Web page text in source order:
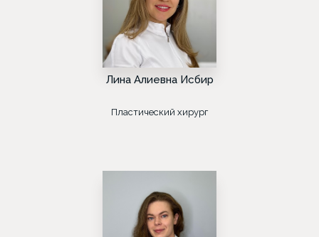
Лина Алиевна Исбир
Пластический хирург